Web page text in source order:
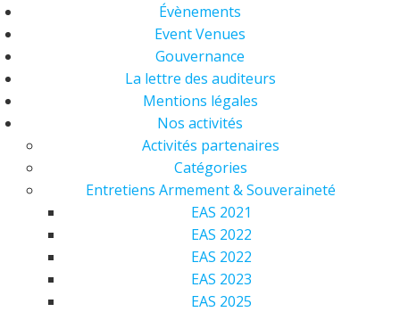
Évènements
Event Venues
Gouvernance
La lettre des auditeurs
Mentions légales
Nos activités
Activités partenaires
Catégories
Entretiens Armement & Souveraineté
EAS 2021
EAS 2022
EAS 2022
EAS 2023
EAS 2025